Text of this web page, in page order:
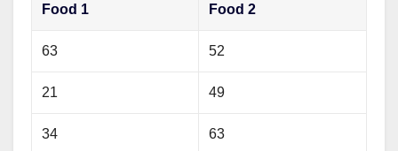
Food 1 Food 2
63 52
21 49
34 63